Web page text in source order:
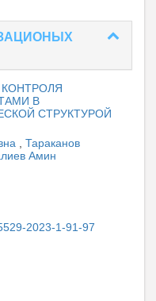
В
СТРУКТУРОЙ
Тараканов
Амин
2023-1-91-97